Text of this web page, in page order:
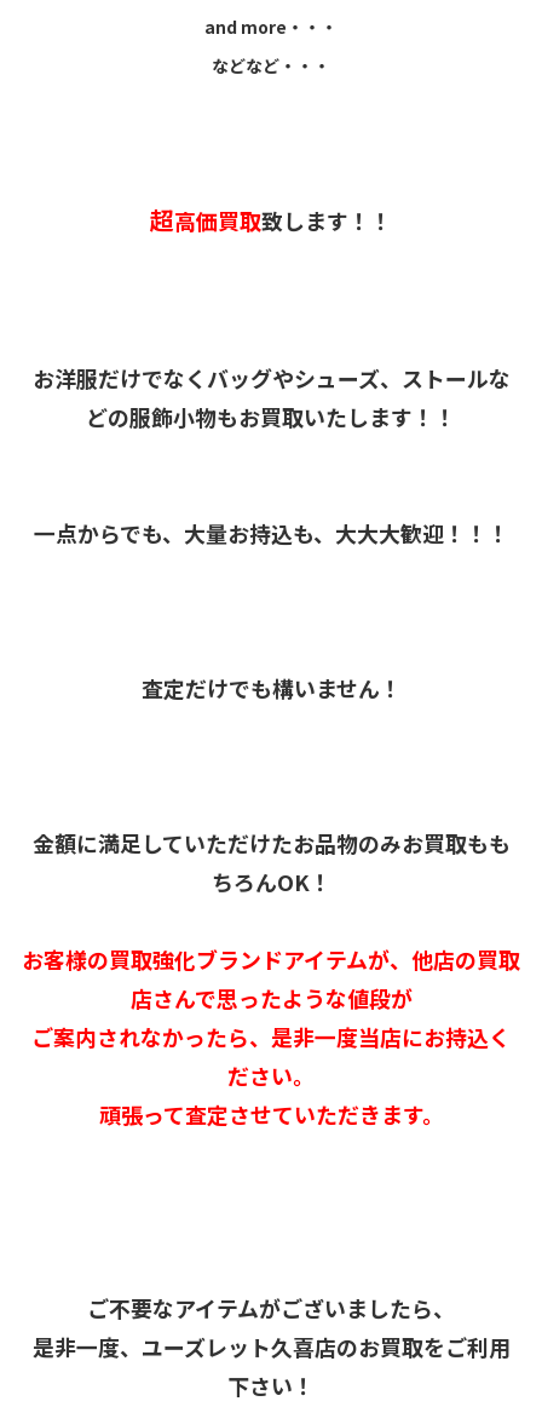
and more・・・
などなど・・・
超高価買取致します！！
お洋服だけでなくバッグやシューズ、ストールな
どの服飾小物もお買取いたします！！
一点からでも、大量お持込も、大大大歓迎！！！
査定だけでも構いません！
金額に満足していただけたお品物のみお買取もも
ちろんOK！
お客様の買取強化ブランドアイテムが、他店の買取
店さんで思ったような値段が
ご案内されなかったら、是非一度当店にお持込く
ださい。
頑張って査定させていただきます。
ご不要なアイテムがございましたら、
是非一度、ユーズレット久喜店のお買取をご利用
下さい！